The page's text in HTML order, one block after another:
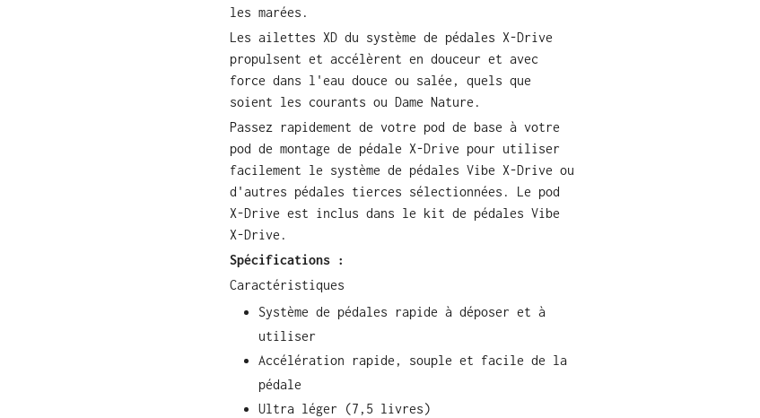
les marées.
Les ailettes XD du système de pédales X-Drive
propulsent et accélèrent en douceur et avec
force dans l'eau douce ou salée, quels que
soient les courants ou Dame Nature.
Passez rapidement de votre pod de base à votre
pod de montage de pédale X-Drive pour utiliser
facilement le système de pédales Vibe X-Drive ou
d'autres pédales tierces sélectionnées. Le pod
X-Drive est inclus dans le kit de pédales Vibe
X-Drive.
Spécifications :
Caractéristiques
Système de pédales rapide à déposer et à
utiliser
Accélération rapide, souple et facile de la
pédale
Ultra léger (7,5 livres)